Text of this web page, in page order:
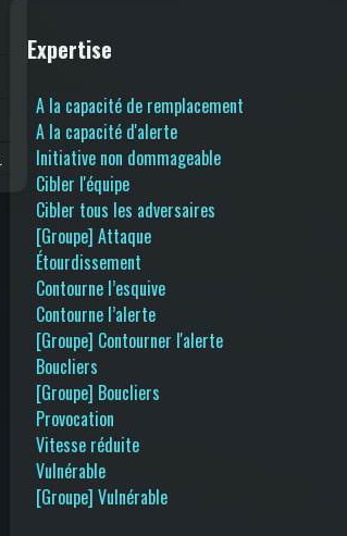
Expertise
A la capacité de remplacement
A la capacité d'alerte
Initiative non dommageable
Cibler l'équipe
Cibler tous les adversaires
[Groupe] Attaque
Étourdissement
Contourne l’esquive
Contourne l’alerte
[Groupe] Contourner l'alerte
Boucliers
[Groupe] Boucliers
Provocation
Vitesse réduite
Vulnérable
[Groupe] Vulnérable